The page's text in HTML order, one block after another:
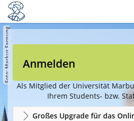
Anmelden
Als Mitglied der Universität
Ihrem Students- bzw.
Großes Upgrade für das